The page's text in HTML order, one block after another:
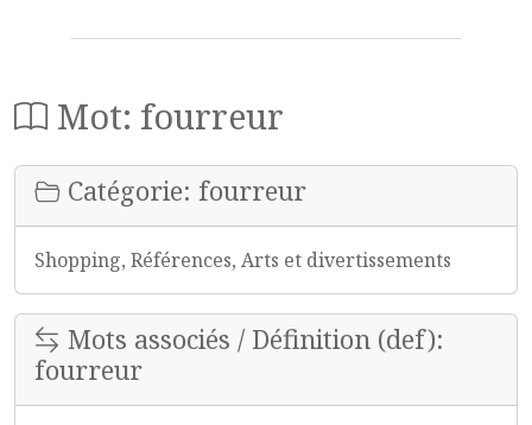
Mot: fourreur
Catégorie: fourreur
Shopping, Références, Arts et divertissements
Mots associés / Définition (def):
fourreur